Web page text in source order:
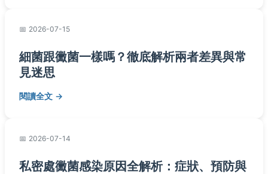
2026-07-15
細菌跟黴菌一樣嗎？徹底解析兩者差異與常
見迷思
閱讀全文
2026-07-14
私密處黴菌感染原因全解析：症狀、預防與